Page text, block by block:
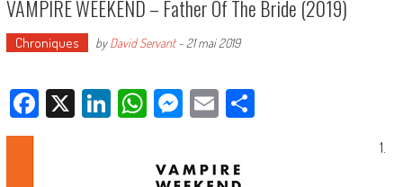
VAMPIRE WEEKEND – Father Of The Bride (2019)
Chroniques byDavid Servant- 21 mai 2019
Facebook
X LinkedIn
WhatsApp
Messenger
EmailPartager
1.